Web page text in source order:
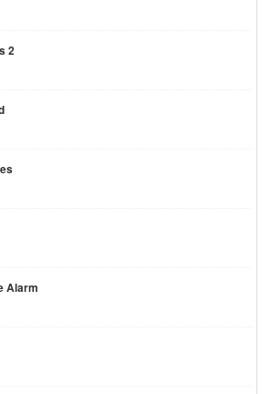
2
Alarm